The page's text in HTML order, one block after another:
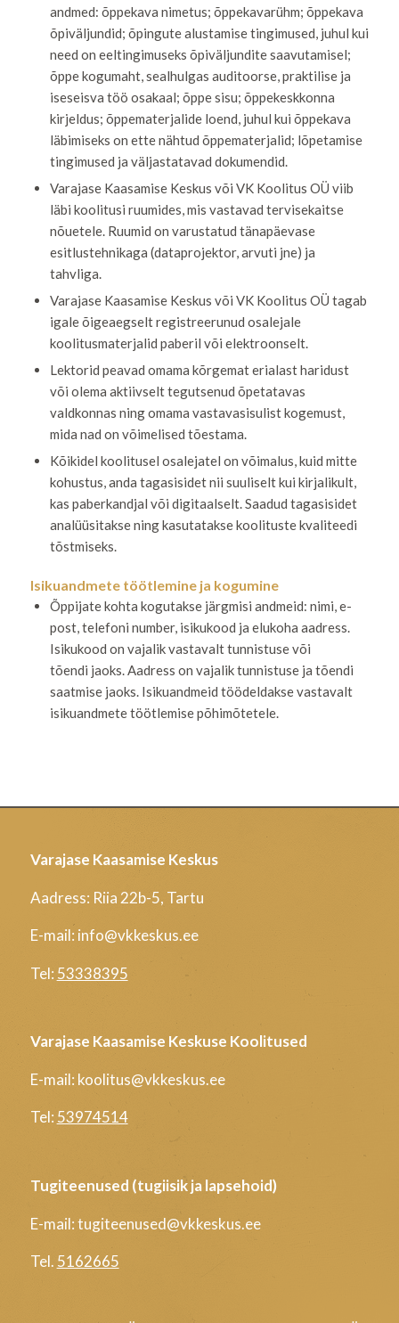
andmed: õppekava nimetus; õppekavarühm; õppekava
õpiväljundid; õpingute alustamise tingimused, juhul kui
need on eeltingimuseks õpiväljundite saavutamisel;
õppe kogumaht, sealhulgas auditoorse, praktilise ja
iseseisva töö osakaal; õppe sisu; õppekeskkonna
kirjeldus; õppematerjalide loend, juhul kui õppekava
läbimiseks on ette nähtud õppematerjalid; lõpetamise
tingimused ja väljastatavad dokumendid.
Varajase Kaasamise Keskus või VK Koolitus OÜ viib
läbi koolitusi ruumides, mis vastavad tervisekaitse
nõuetele. Ruumid on varustatud tänapäevase
esitlustehnikaga (dataprojektor, arvuti jne) ja
tahvliga.
Varajase Kaasamise Keskus või VK Koolitus OÜ tagab
igale õigeaegselt registreerunud osalejale
koolitusmaterjalid paberil või elektroonselt.
Lektorid peavad omama kõrgemat erialast haridust
või olema aktiivselt tegutsenud õpetatavas
valdkonnas ning omama vastavasisulist kogemust,
mida nad on võimelised tõestama.
Kõikidel koolitusel osalejatel on võimalus, kuid mitte
kohustus, anda tagasisidet nii suuliselt kui kirjalikult,
kas paberkandjal või digitaalselt. Saadud tagasisidet
analüüsitakse ning kasutatakse koolituste kvaliteedi
tõstmiseks.
Isikuandmete töötlemine ja kogumine
Õppijate kohta kogutakse järgmisi andmeid: nimi, e-
post, telefoni number, isikukood ja elukoha aadress.
Isikukood on vajalik vastavalt tunnistuse või
tõendi jaoks. Aadress on vajalik tunnistuse ja tõendi
saatmise jaoks. Isikuandmeid töödeldakse vastavalt
isikuandmete töötlemise põhimõtetele.
Varajase Kaasamise Keskus
Aadress: Riia 22b-5, Tartu
E-mail: info@vkkeskus.ee
Tel: 53338395
Varajase Kaasamise Keskuse Koolitused
E-mail: koolitus@vkkeskus.ee
Tel: 53974514
Tugiteenused (tugiisik ja lapsehoid)
E-mail: tugiteenused@vkkeskus.ee
Tel. 5162665